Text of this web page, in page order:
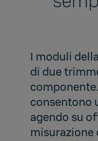
I moduli
di due
consentono
agendo su